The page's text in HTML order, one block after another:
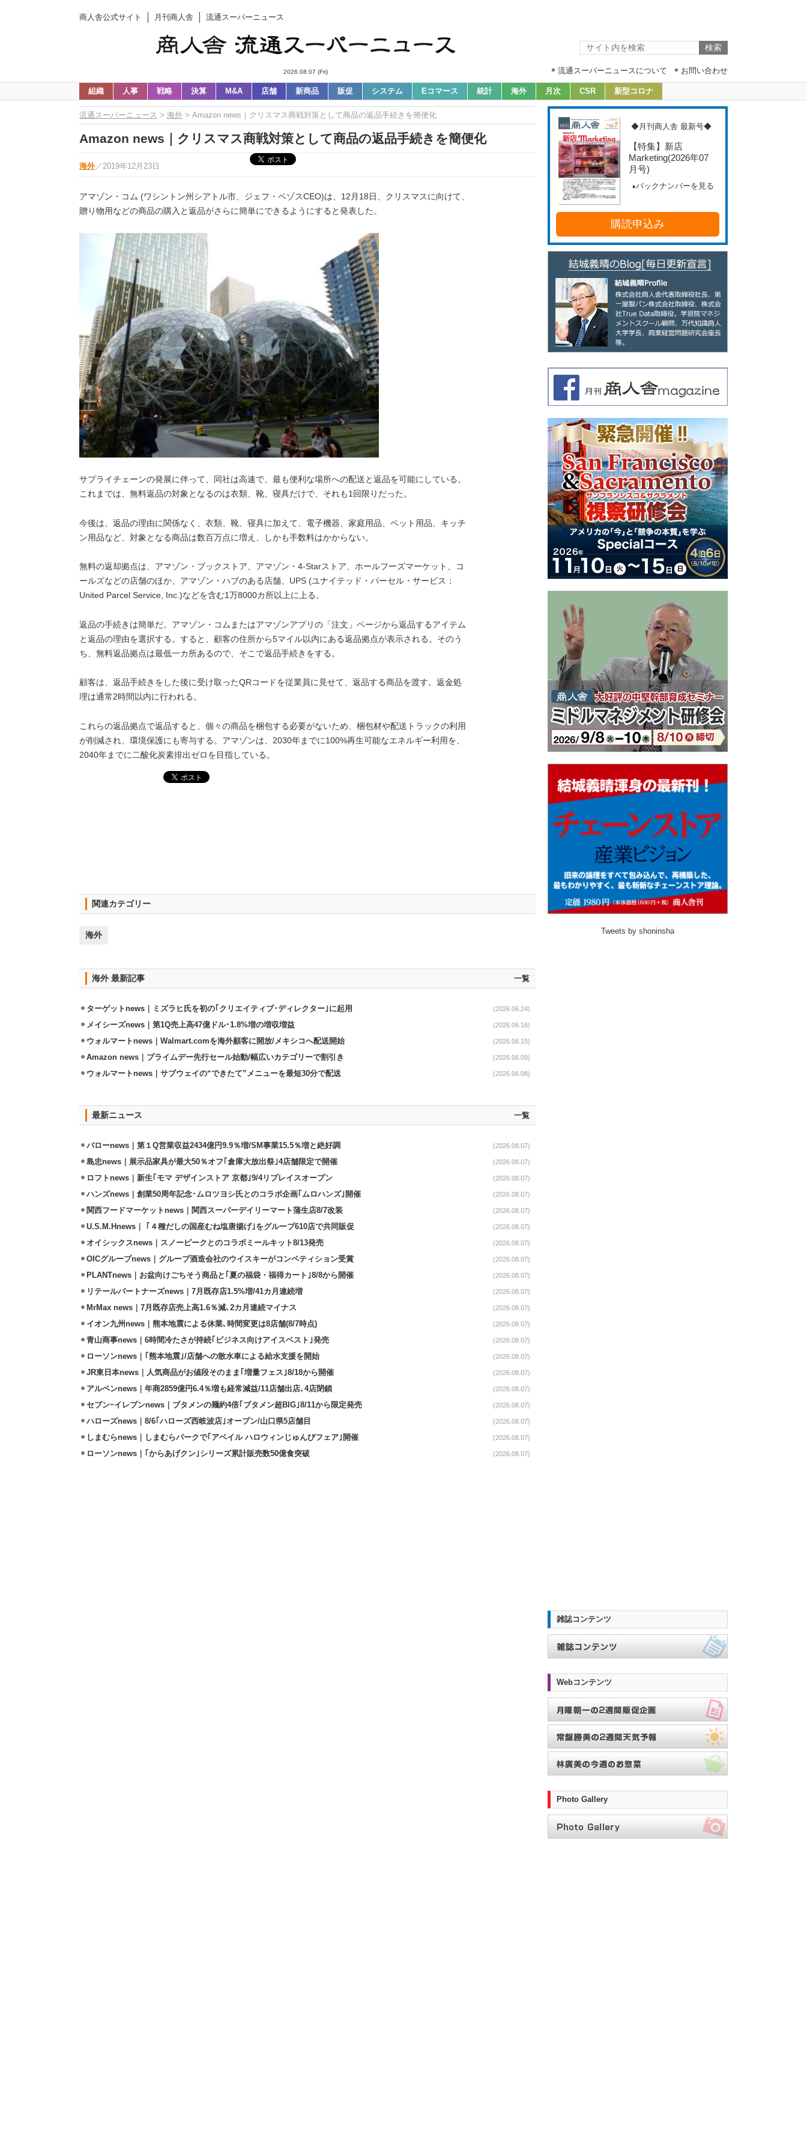
商人舎公式サイト 月刊商人舎 流通スーパーニュース
2026.08.07 (Fri) 流通スーパーニュースについて お問い合わせ
組織 人事 戦略 決算 M&A 店舗 新商品 販促 システム Eコマース 統計 海外 月次 CSR 新型コロナ
流通スーパーニュース > 海外 > Amazon news｜クリスマス商戦対策として商品の返品手続きを簡便化
Amazon news｜クリスマス商戦対策として商品の返品手続きを簡便化
海外 ／ 2019年12月23日
アマゾン・コム (ワシントン州シアトル市、ジェフ・ベゾスCEO)は、12月18日、クリスマスに向けて、
贈り物用などの商品の購入と返品がさらに簡単にできるようにすると発表した。
サプライチェーンの発展に伴って、同社は高速で、最も便利な場所への配送と返品を可能にしている。
これまでは、無料返品の対象となるのは衣類、靴、寝具だけで、それも1回限りだった。
今後は、返品の理由に関係なく、衣類、靴、寝具に加えて、電子機器、家庭用品、ペット用品、キッチ
ン用品など、対象となる商品は数百万点に増え、しかも手数料はかからない。
無料の返却拠点は、アマゾン・ブックストア、アマゾン・4-Starストア、ホールフーズマーケット、コ
ールズなどの店舗のほか、アマゾン・ハブのある店舗、UPS (ユナイテッド・パーセル・サービス：
United Parcel Service, Inc.)などを含む1万8000カ所以上に上る。
返品の手続きは簡単だ。アマゾン・コムまたはアマゾンアプリの「注文」ページから返品するアイテム
と返品の理由を選択する。すると、顧客の住所から5マイル以内にある返品拠点が表示される。そのう
ち、無料返品拠点は最低一カ所あるので、そこで返品手続きをする。
顧客は、返品手続きをした後に受け取ったQRコードを従業員に見せて、返品する商品を渡す。返金処
理は通常2時間以内に行われる。
これらの返品拠点で返品すると、個々の商品を梱包する必要がないため、梱包材や配送トラックの利用
が削減され、環境保護にも寄与する。アマゾンは、2030年までに100%再生可能なエネルギー利用を、
2040年までに二酸化炭素排出ゼロを目指している。
関連カテゴリー
海外
海外 最新記事 一覧
ターゲットnews｜ミズラヒ氏を初の｢クリエイティブ･ディレクター｣に起用 (2026.06.24)
メイシーズnews｜第1Q売上高47億ドル･1.8%増の増収増益 (2026.06.16)
ウォルマートnews｜Walmart.comを海外顧客に開放/メキシコへ配送開始 (2026.06.15)
Amazon news｜プライムデー先行セール始動/幅広いカテゴリーで割引き (2026.06.09)
ウォルマートnews｜サブウェイの“できたて”メニューを最短30分で配送 (2026.06.08)
最新ニュース 一覧
バローnews｜第１Q営業収益2434億円9.9％増/SM事業15.5％増と絶好調 (2026.08.07)
島忠news｜展示品家具が最大50％オフ｢倉庫大放出祭｣4店舗限定で開催 (2026.08.07)
ロフトnews｜新生｢モマ デザインストア 京都｣9/4リプレイスオープン (2026.08.07)
ハンズnews｜創業50周年記念･ムロツヨシ氏とのコラボ企画｢ムロハンズ｣開催 (2026.08.07)
関西フードマーケットnews｜関西スーパーデイリーマート蒲生店8/7改装 (2026.08.07)
U.S.M.Hnews｜ ｢４種だしの国産むね塩唐揚げ｣をグループ610店で共同販促 (2026.08.07)
オイシックスnews｜スノーピークとのコラボミールキット8/13発売 (2026.08.07)
OICグループnews｜グループ酒造会社のウイスキーがコンペティション受賞 (2026.08.07)
PLANTnews｜お盆向けごちそう商品と｢夏の福袋・福得カート｣8/8から開催 (2026.08.07)
リテールパートナーズnews｜7月既存店1.5%増/41カ月連続増 (2026.08.07)
MrMax news｜7月既存店売上高1.6％減､2カ月連続マイナス (2026.08.07)
イオン九州news｜熊本地震による休業､時間変更は8店舗(8/7時点) (2026.08.07)
青山商事news｜6時間冷たさが持続｢ビジネス向けアイスベスト｣発売 (2026.08.07)
ローソンnews｜｢熊本地震｣/店舗への散水車による給水支援を開始 (2026.08.07)
JR東日本news｜人気商品がお値段そのまま｢増量フェス｣8/18から開催 (2026.08.07)
アルペンnews｜年商2859億円6.4％増も経常減益/11店舗出店､4店閉鎖 (2026.08.07)
セブンｰイレブンnews｜ブタメンの麺約4倍｢ブタメン超BIG｣8/11から限定発売 (2026.08.07)
ハローズnews｜8/6｢ハローズ西岐波店｣オープン/山口県5店舗目 (2026.08.07)
しまむらnews｜しまむらパークで｢アベイル ハロウィンじゅんびフェア｣開催 (2026.08.07)
ローソンnews｜｢からあげクン｣シリーズ累計販売数50億食突破 (2026.08.07)
◆月刊商人舎 最新号◆
【特集】新店
Marketing(2026年07
月号)
バックナンバーを見る
購読申込み
Tweets by shoninsha
雑誌コンテンツ
Webコンテンツ
Photo Gallery